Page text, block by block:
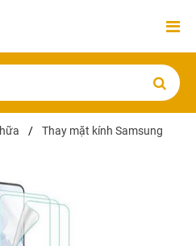
/
Thay mặt kính Samsung